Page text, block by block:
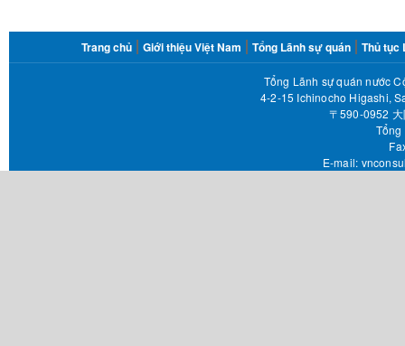
MENU
Trang chủ Giới thiệu Việt Nam Tổng Lãnh sự quán Thủ tục
Tổng Lãnh sự quán nước
4-2-15 Ichinocho Higashi,
〒590-0952
E-mail: